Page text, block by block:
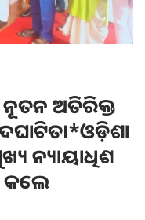
ନୂତନ ଅତିରିକ୍ତ
ନ୍ୟାୟାଧିଶ
କଲେ